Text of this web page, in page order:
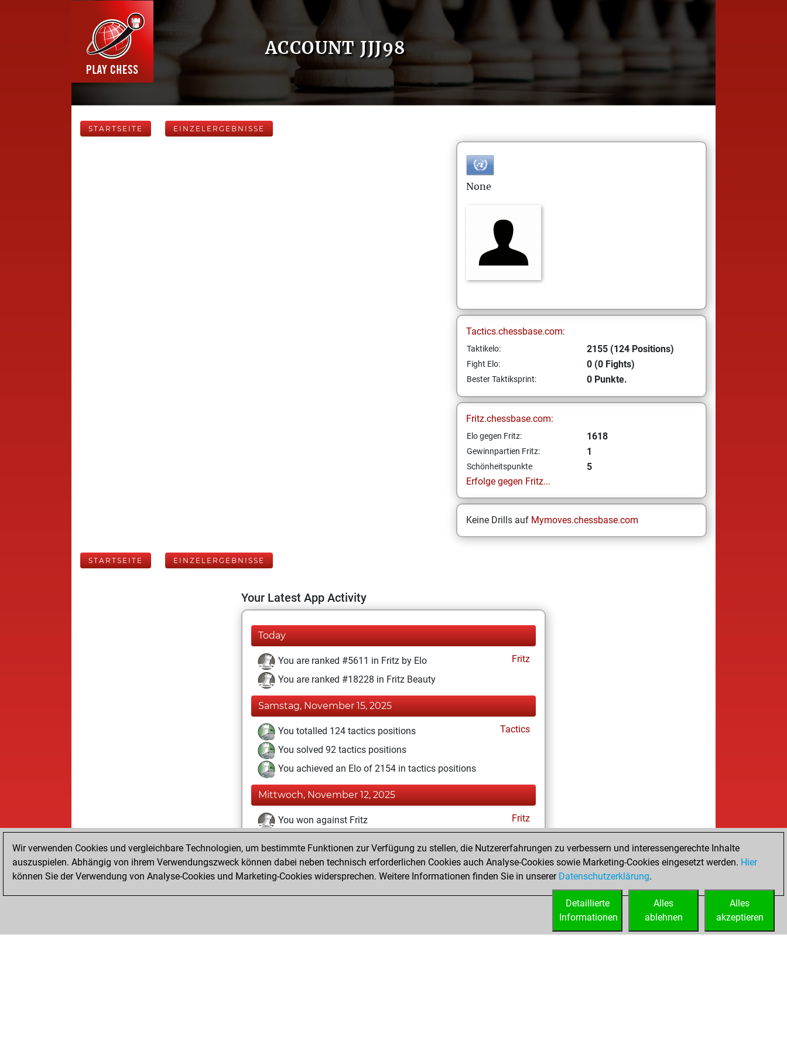
ACCOUNT JJJ98
STARTSEITE EINZELERGEBNISSE
None
Tactics.chessbase.com:
Taktikelo: 2155 (124 Positions)
Fight Elo: 0 (0 Fights)
Bester Taktiksprint: 0 Punkte.
Fritz.chessbase.com:
Elo gegen Fritz: 1618
Gewinnpartien Fritz: 1
Schönheitspunkte
5
Erfolge gegen Fritz...
Keine Drills auf Mymoves.chessbase.com
STARTSEITE EINZELERGEBNISSE
Your Latest App Activity
Today
You are ranked #5611 in Fritz by Elo
Fritz
You are ranked #18228 in Fritz Beauty
Samstag, November 15, 2025
You totalled 124 tactics positions
Tactics
You solved 92 tactics positions
You achieved an Elo of 2154 in tactics positions
Mittwoch, November 12, 2025
You won against Fritz
Fritz
You achieved a new Elo of 1618
You created your Fritz account
Wir verwenden Cookies und vergleichbare Technologien, um bestimmte Funktionen zur Verfügung zu stellen, die Nutzererfahrungen zu verbessern und interessengerechte Inhalte
auszuspielen. Abhängig von ihrem Verwendungszweck können dabei neben technisch erforderlichen Cookies auch Analyse-Cookies sowie Marketing-Cookies eingesetzt werden. Hier
können Sie der Verwendung von Analyse-Cookies und Marketing-Cookies widersprechen. Weitere Informationen finden Sie in unserer Datenschutzerklärung.
Alles
akzeptieren
Alles
ablehnen
Detaillierte
Informationen